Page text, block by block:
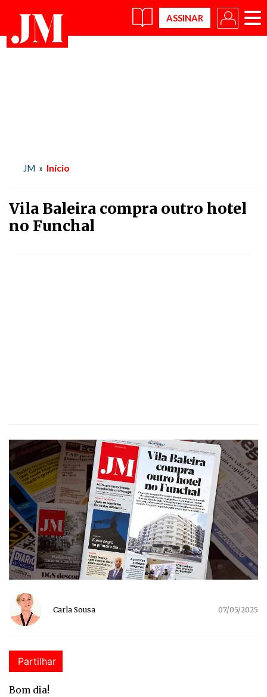
×
JM » Início
Vila Baleira compra outro hotel
no Funchal
Carla Sousa 07/05/2025
Partilhar
Bom dia!